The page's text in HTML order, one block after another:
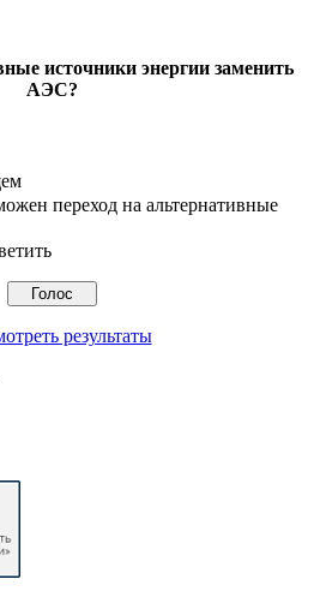
источники энергии заменить
АЭС?
переход на альтернативные
результаты